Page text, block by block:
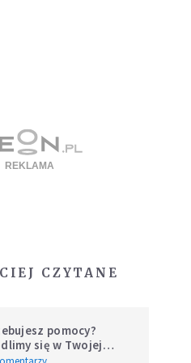
CZYTANE
pomocy?
się w Twojej